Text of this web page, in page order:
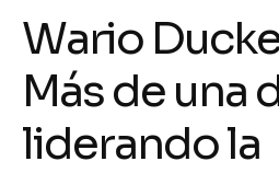
Wario
Más de una
liderando la